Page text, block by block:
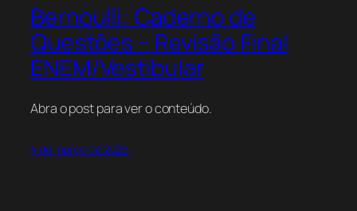
Bernoulli: Caderno de
Questões – Revisão Final
ENEM/Vestibular
Abra o post para ver o conteúdo.
4 de março de 2026